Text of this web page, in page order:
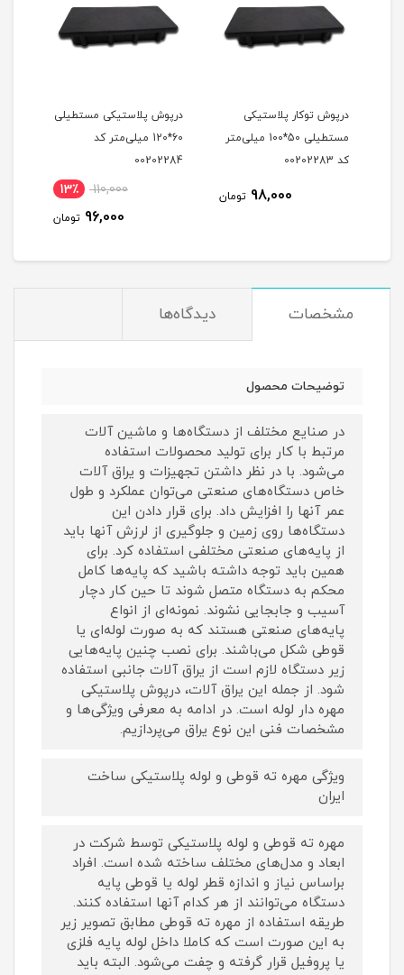
درپوش توکار پلاستیکی
مستطیلی 50*100 میلی‌متر
کد 00202283
98,000 تومان
درپوش پلاستیکی مستطیلی
60*120 میلی‌متر کد
00202284
110,000 13٪
96,000 تومان
مشخصات دیدگاه‌ها
توضیحات محصول
در صنایع مختلف از دستگاه‌ها و ماشین آلات
مرتبط با کار برای تولید محصولات استفاده
می‌شود. با در نظر داشتن تجهیزات و یراق‌ آلات
خاص دستگاه‌های صنعتی می‌توان عملکرد و طول
عمر آنها را افزایش داد. برای قرار دادن این
دستگاه‌ها روی زمین و جلوگیری از لرزش آنها باید
از پایه‌های صنعتی مختلفی استفاده کرد. برای
همین باید توجه داشته باشید که پایه‌ها کامل
محکم به دستگاه متصل شوند تا حین کار دچار
آسیب و جابجایی نشوند. نمونه‌ای از انواع
پایه‌های صنعتی هستند که به صورت لوله‌ای یا
قوطی شکل می‌باشند. برای نصب چنین پایه‌هایی
زیر دستگاه لازم است از یراق آلات جانبی استفاده
شود. از جمله این یراق آلات، درپوش پلاستیکی
مهره دار لوله است. در ادامه به معرفی ویژگی‌ها و
مشخصات فنی این نوع یراق می‌پردازیم.
ویژگی مهره ته قوطی و لوله پلاستیکی ساخت
ایران
مهره ته قوطی و لوله پلاستیکی توسط شرکت در
ابعاد و مدل‌های مختلف ساخته شده است. افراد
براساس نیاز و اندازه قطر لوله یا قوطی پایه
دستگاه می‌توانند از هر کدام آنها استفاده کنند.
طریقه استفاده از مهره ته قوطی مطابق تصویر زیر
به این صورت است که کاملا داخل لوله پایه فلزی
یا پروفیل قرار گرفته و چفت می‌شود. البته باید